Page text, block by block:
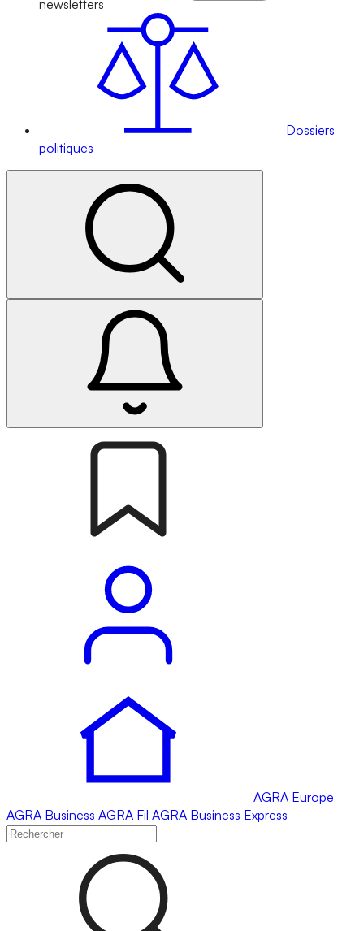
newsletters
Dossiers
politiques
AGRA Europe
AGRA Business AGRA Fil AGRA Business Express